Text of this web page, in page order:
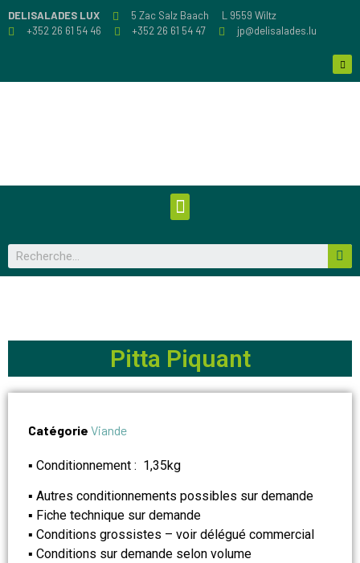
DELISALADES LUX 5 Zac Salz Baach
L 9559 Wiltz
+352 26 61 54 46
+352 26 61 54 47 jp@delisalades.lu
Pitta Piquant
Catégorie Viande
▪ Conditionnement : 1,35kg
▪ Autres conditionnements possibles sur demande
▪ Fiche technique sur demande
▪ Conditions grossistes – voir délégué commercial
▪ Conditions sur demande selon volume